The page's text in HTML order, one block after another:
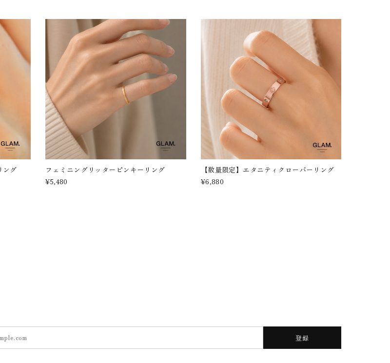
ング フェミニングリッターピンキーリング
¥5,480
【数量限定】エタニティクローバーリング
¥6,880
登録